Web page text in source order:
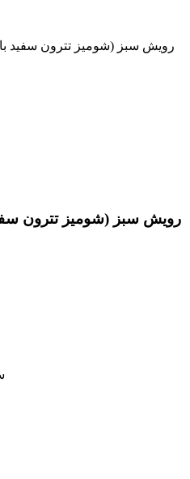
رویش سبز (شومیز تترون